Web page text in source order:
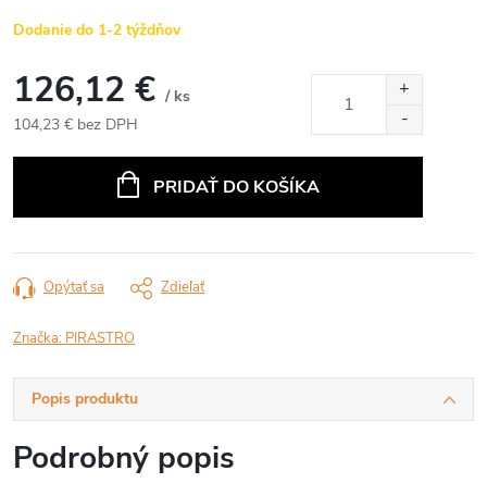
Dodanie do 1-2 týždňov
126,12 € / ks
104,23 € bez DPH
PRIDAŤ DO KOŠÍKA
Opýtať sa Zdieľať
Značka: PIRASTRO
Popis produktu
Podrobný popis